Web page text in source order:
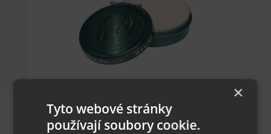
vyživující vosk na boty
×
Tyto webové stránky
používají soubory cookie.